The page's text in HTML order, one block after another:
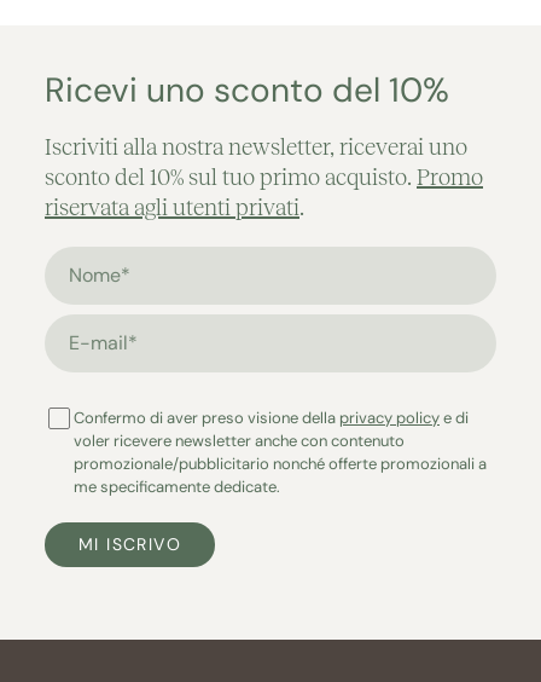
Ricevi uno sconto del 10%
Iscriviti alla nostra newsletter, riceverai uno
sconto del 10% sul tuo primo acquisto. Promo
riservata agli utenti privati.
Confermo di aver preso visione della privacy policye di
voler ricevere newsletter anche con contenuto
promozionale/pubblicitario nonché offerte promozionali a
me specificamente dedicate.
MI ISCRIVO